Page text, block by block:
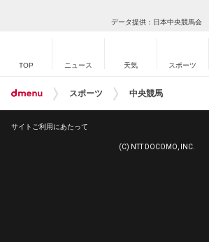
データ提供：日本中央競馬会
TOP ニュース 天気 スポーツ
スポーツ 中央競馬
サイトご利用にあたって
(C) NTT DOCOMO, INC.